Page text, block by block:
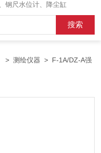
钢尺水位计、降尘缸
>测绘仪器 > F-1A/DZ-A强